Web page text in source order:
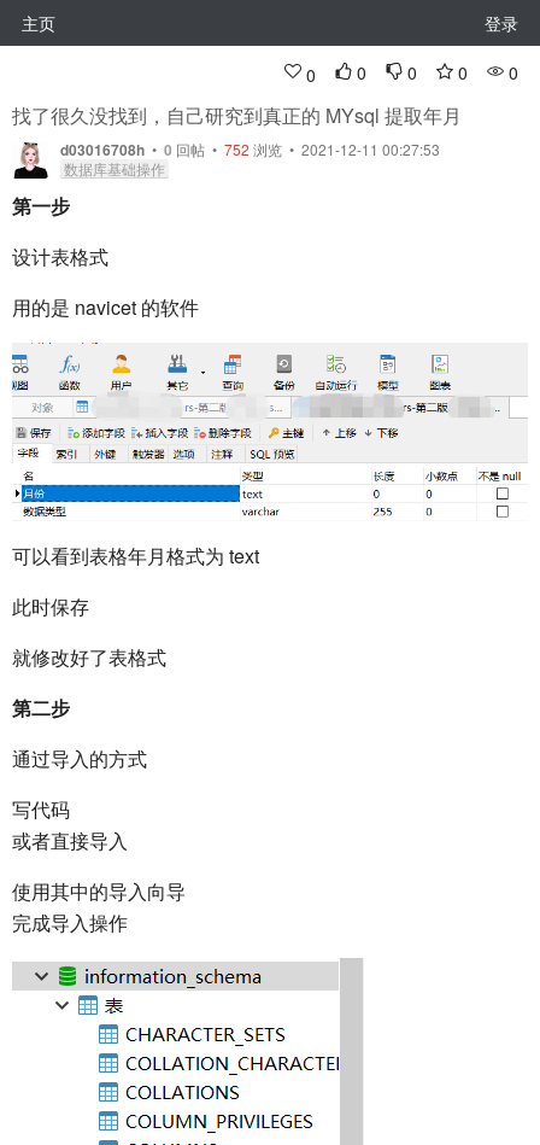
主页 登录
0 0 0 0 0
找了很久没找到，自己研究到真正的 MYsql 提取年月
d03016708h • 0 回帖 • 752 浏览 • 2021-12-11 00:27:53
数据库基础操作
第一步
设计表格式
用的是 navicet 的软件
可以看到表格年月格式为 text
此时保存
就修改好了表格式
第二步
通过导入的方式
写代码
或者直接导入
使用其中的导入向导
完成导入操作